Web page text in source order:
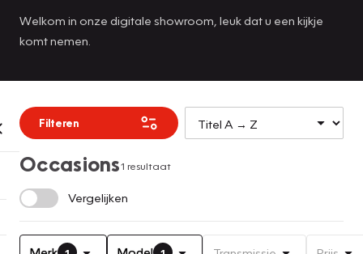
Welkom in onze digitale showroom, leuk dat u een kijkje
komt nemen.
Filteren
Occasions1 resultaat
Vergelijken